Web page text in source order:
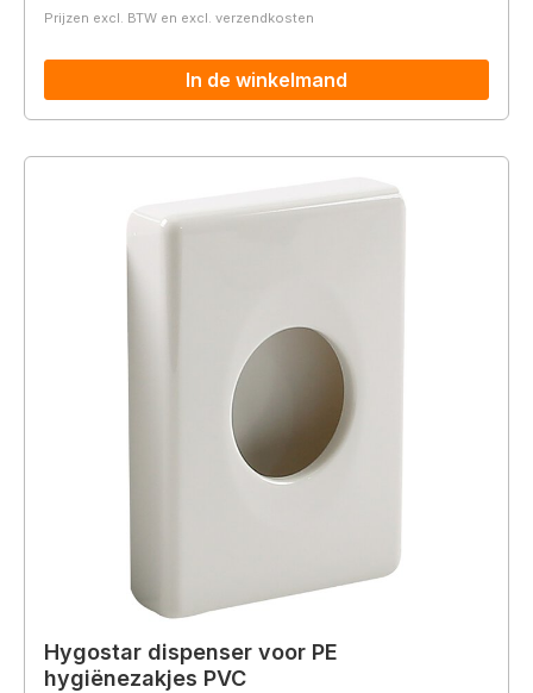
Prijzen excl. BTW en excl. verzendkosten
In de winkelmand
Hygostar dispenser voor PE
hygiënezakjes PVC